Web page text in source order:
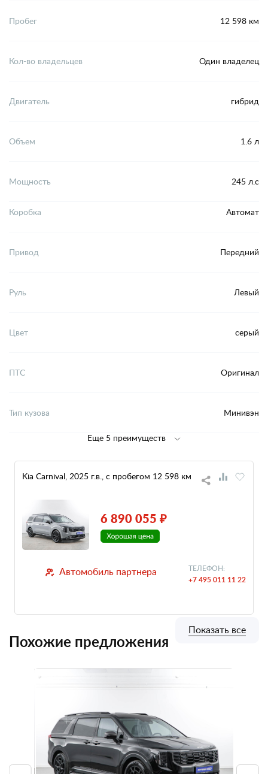
Пробег 12 598 км
Кол-во владельцев Один владелец
Двигатель гибрид
Объем 1.6 л
Мощность 245 л.с
Коробка Автомат
Привод Передний
Руль Левый
Цвет серый
ПТС Оригинал
Тип кузова Минивэн
Еще 5 преимуществ
Kia Carnival, 2025 г.в., с пробегом 12 598 км
6 890 055 ₽
Автомобиль партнера ТЕЛЕФОН:
+7 495 011 11 22
Похожие предложения
Показать все